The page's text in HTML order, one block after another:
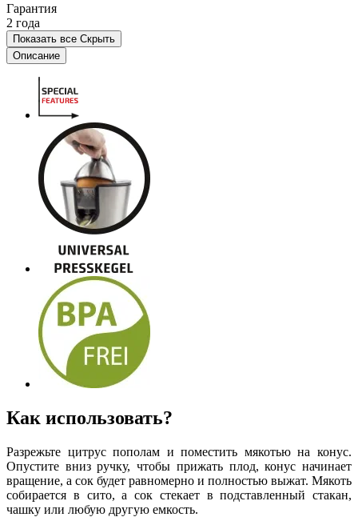
Гарантия
2 года
Показать все Скрыть
Описание
Как использовать?
Разрежьте цитрус пополам и поместить мякотью на конус.
Опустите вниз ручку, чтобы прижать плод, конус начинает
вращение, а сок будет равномерно и полностью выжат. Мякоть
собирается в сито, а сок стекает в подставленный стакан,
чашку или любую другую емкость.